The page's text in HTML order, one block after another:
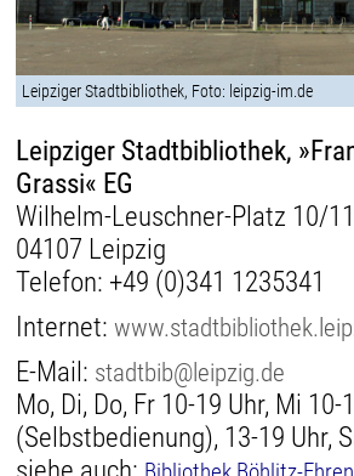
Leipziger Stadtbibliothek, Foto: leipzig-im.de
Leipziger Stadtbibliothek,
Grassi« EG
Wilhelm-Leuschner-Platz 10/11
04107 Leipzig
Telefon: +49 (0)341 1235341
Internet:
E-Mail: stadtbib@leipzig.de
Mo, Di, Do, Fr 10-19 Uhr, Mi 10-
(Selbstbedienung), 13-19 Uhr,